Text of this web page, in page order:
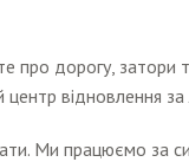
про дорогу, затори
відновлення за
Ми працюємо за